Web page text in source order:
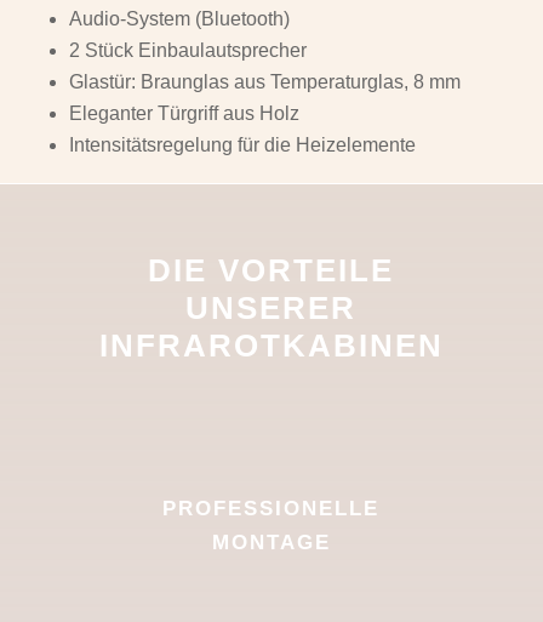
Audio-System (Bluetooth)
2 Stück Einbaulautsprecher
Glastür: Braunglas aus Temperaturglas, 8 mm
Eleganter Türgriff aus Holz
Intensitätsregelung für die Heizelemente
DIE VORTEILE
UNSERER
INFRAROTKABINEN
PROFESSIONELLE
MONTAGE